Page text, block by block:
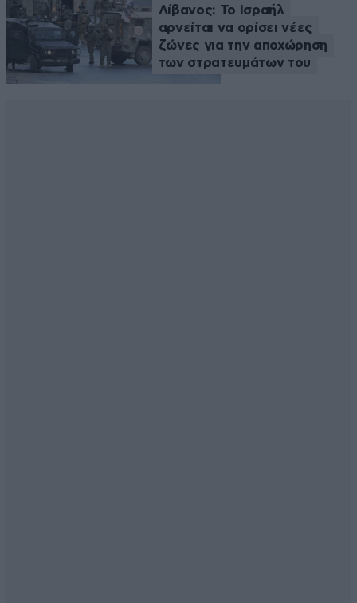
Λίβανος: Το Ισραήλ
αρνείται να ορίσει νέες
ζώνες για την αποχώρηση
των στρατευμάτων του